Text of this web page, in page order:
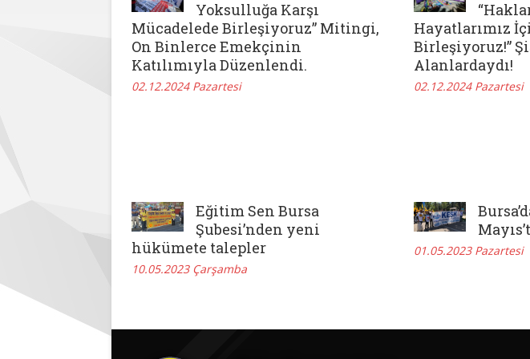
Yoksulluğa Karşı
Mücadelede Birleşiyoruz” Mitingi,
On Binlerce Emekçinin
Katılımıyla Düzenlendi.
02.12.2024 Pazartesi
Hayatlarımız
Birleşiyoruz!”
Alanlardaydı!
02.12.2024 Pazartesi
Eğitim Sen Bursa
Şubesi’nden yeni
hükümete talepler
10.05.2023 Çarşamba
01.05.2023 Pazartesi